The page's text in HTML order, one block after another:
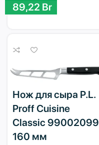
89,22 Br
Нож для сыра P.L.
Proff Cuisine
Classic 99002099
160 мм